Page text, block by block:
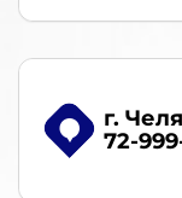
г.
72-